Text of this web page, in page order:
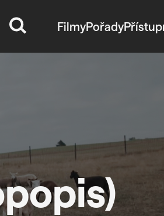
FilmyPořady